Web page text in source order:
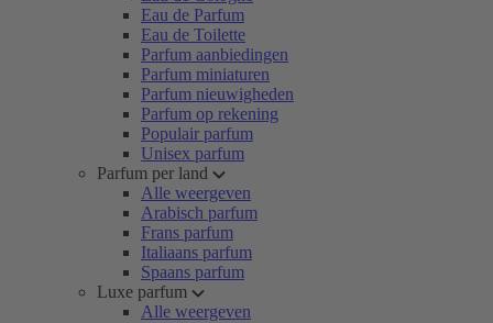
Eau de Parfum
Eau de Toilette
Parfum aanbiedingen
Parfum miniaturen
Parfum nieuwigheden
Parfum op rekening
Populair parfum
Unisex parfum
Parfum per land
Alle weergeven
Arabisch parfum
Frans parfum
Italiaans parfum
Spaans parfum
Luxe parfum
Alle weergeven